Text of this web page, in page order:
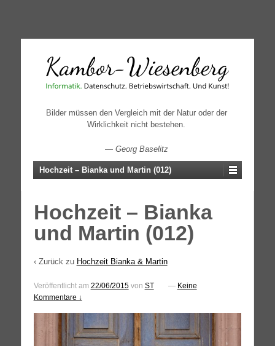
↓
CONTENT
Bilder müssen den Vergleich mit der Natur oder der
Wirklichkeit nicht bestehen.
— Georg Baselitz
Hochzeit – Bianka und Martin (012)
Hochzeit – Bianka
und Martin (012)
‹ Zurück zu Hochzeit Bianka & Martin
Veröffentlicht am 22/06/2015von ST — Keine
Kommentare ↓